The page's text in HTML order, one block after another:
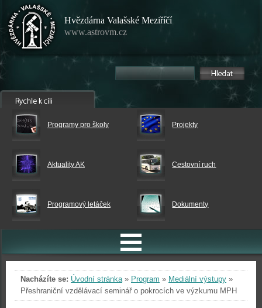
Hvězdárna Valašské Meziříčí
www.astrovm.cz
Programy pro školy Projekty
Aktuality AK Cestovní ruch
Programový letáček Dokumenty
Nacházíte se: Úvodní stránka» Program » Mediální výstupy »
Přeshraniční vzdělávací seminář o pokrocích ve výzkumu MPH